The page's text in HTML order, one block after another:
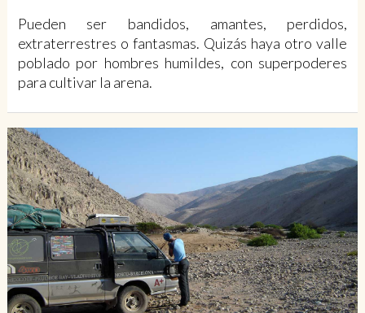
Pueden ser bandidos, amantes, perdidos,
extraterrestres o fantasmas. Quizás haya otro valle
poblado por hombres humildes, con superpoderes
para cultivar la arena.